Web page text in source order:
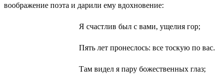
воображение поэта и дарили ему вдохновение:
Я счастлив был с вами, ущелия гор;
Пять лет пронеслось: все тоскую по вас.
Там видел я пару божественных глаз;